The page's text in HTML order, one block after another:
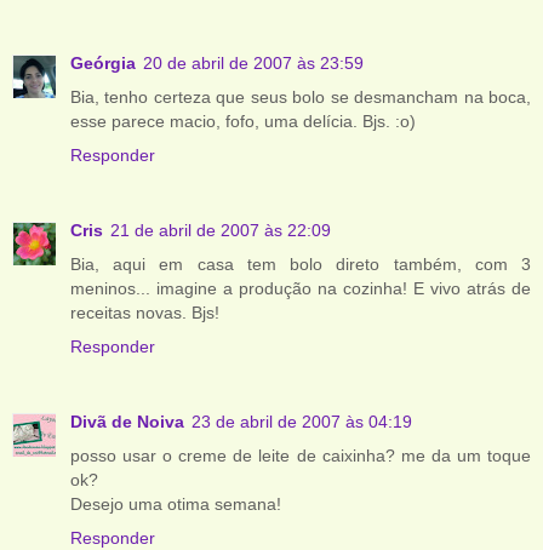
Geórgia 20 de abril de 2007 às 23:59
Bia, tenho certeza que seus bolo se desmancham na boca,
esse parece macio, fofo, uma delícia. Bjs. :o)
Responder
Cris 21 de abril de 2007 às 22:09
Bia, aqui em casa tem bolo direto também, com 3
meninos... imagine a produção na cozinha! E vivo atrás de
receitas novas. Bjs!
Responder
Divã de Noiva 23 de abril de 2007 às 04:19
posso usar o creme de leite de caixinha? me da um toque
ok?
Desejo uma otima semana!
Responder